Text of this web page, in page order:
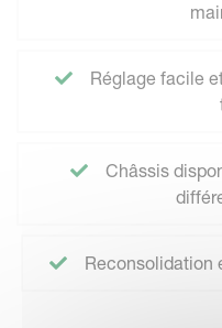
Réglage facile
Châssis
Reconsolidation